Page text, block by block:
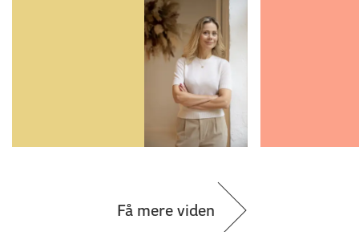
Få mere viden